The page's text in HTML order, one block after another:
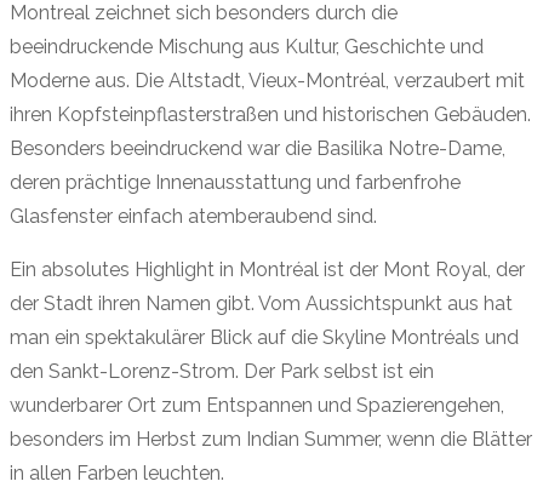
Montreal zeichnet sich besonders durch die
beeindruckende Mischung aus Kultur, Geschichte und
Moderne aus. Die Altstadt, Vieux-Montréal, verzaubert mit
ihren Kopfsteinpflasterstraßen und historischen Gebäuden.
Besonders beeindruckend war die Basilika Notre-Dame,
deren prächtige Innenausstattung und farbenfrohe
Glasfenster einfach atemberaubend sind.
Ein absolutes Highlight in Montréal ist der Mont Royal, der
der Stadt ihren Namen gibt. Vom Aussichtspunkt aus hat
man ein spektakulärer Blick auf die Skyline Montréals und
den Sankt-Lorenz-Strom. Der Park selbst ist ein
wunderbarer Ort zum Entspannen und Spazierengehen,
besonders im Herbst zum Indian Summer, wenn die Blätter
in allen Farben leuchten.